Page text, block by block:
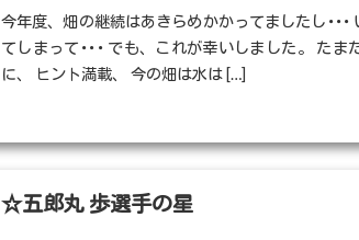
今年度、畑の継続はあきらめかかってましたし･･
てしまって･･･ でも、これが幸いしました。 た
に、 ヒント満載、 今の畑は水は […]
☆五郎丸 歩選手の星